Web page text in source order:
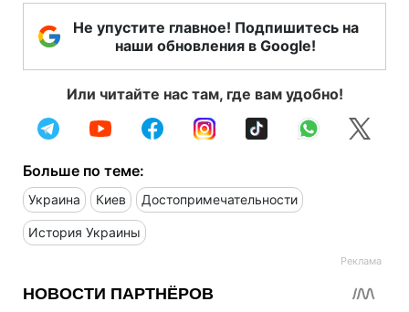
Не упустите главное! Подпишитесь на
наши обновления в Google!
Или читайте нас там, где вам удобно!
Больше по теме:
Украина Киев Достопримечательности
История Украины